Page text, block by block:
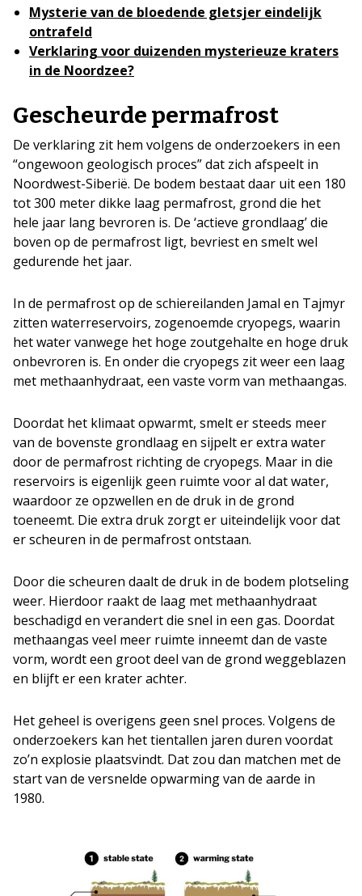
Mysterie van de bloedende gletsjer eindelijk
ontrafeld
Verklaring voor duizenden mysterieuze kraters
in de Noordzee?
Gescheurde permafrost
De verklaring zit hem volgens de onderzoekers in een
“ongewoon geologisch proces” dat zich afspeelt in
Noordwest-Siberië. De bodem bestaat daar uit een 180
tot 300 meter dikke laag permafrost, grond die het
hele jaar lang bevroren is. De ‘actieve grondlaag’ die
boven op de permafrost ligt, bevriest en smelt wel
gedurende het jaar.
In de permafrost op de schiereilanden Jamal en Tajmyr
zitten waterreservoirs, zogenoemde cryopegs, waarin
het water vanwege het hoge zoutgehalte en hoge druk
onbevroren is. En onder die cryopegs zit weer een laag
met methaanhydraat, een vaste vorm van methaangas.
Doordat het klimaat opwarmt, smelt er steeds meer
van de bovenste grondlaag en sijpelt er extra water
door de permafrost richting de cryopegs. Maar in die
reservoirs is eigenlijk geen ruimte voor al dat water,
waardoor ze opzwellen en de druk in de grond
toeneemt. Die extra druk zorgt er uiteindelijk voor dat
er scheuren in de permafrost ontstaan.
Door die scheuren daalt de druk in de bodem plotseling
weer. Hierdoor raakt de laag met methaanhydraat
beschadigd en verandert die snel in een gas. Doordat
methaangas veel meer ruimte inneemt dan de vaste
vorm, wordt een groot deel van de grond weggeblazen
en blijft er een krater achter.
Het geheel is overigens geen snel proces. Volgens de
onderzoekers kan het tientallen jaren duren voordat
zo’n explosie plaatsvindt. Dat zou dan matchen met de
start van de versnelde opwarming van de aarde in
1980.